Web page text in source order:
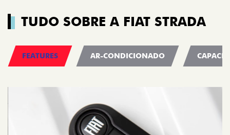
TUDO SOBRE A FIAT STRADA
FEATURES AR-CONDICIONADO